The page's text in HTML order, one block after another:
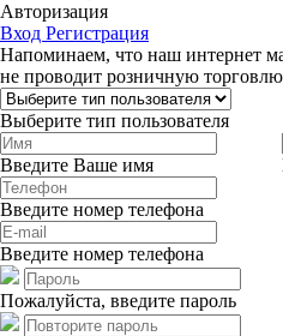
Авторизация
Вход Регистрация
Напоминаем, что наш интернет
не проводит розничную торговлю
Выберите тип пользователя
Введите Ваше имя
Введите номер телефона
Введите номер телефона
Пожалуйста, введите пароль